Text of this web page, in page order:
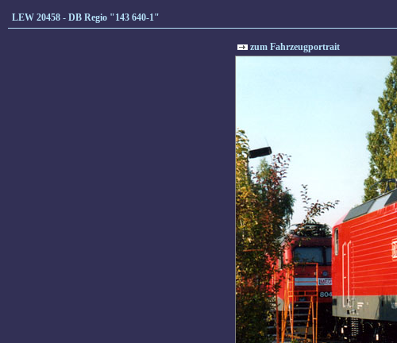
LEW 20458 - DB Regio "143 640-1"
zum Fahrzeugportrait